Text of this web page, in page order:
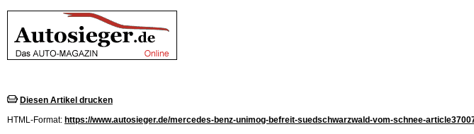
Diesen Artikel drucken
HTML-Format: https://www.autosieger.de/mercedes-benz-unimog-befreit-suedschwarzwald-vom-schnee-